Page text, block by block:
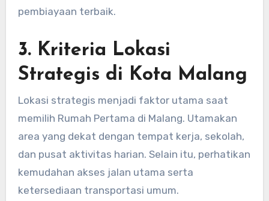
pembiayaan terbaik.
3. Kriteria Lokasi
Strategis di Kota Malang
Lokasi strategis menjadi faktor utama saat
memilih Rumah Pertama di Malang. Utamakan
area yang dekat dengan tempat kerja, sekolah,
dan pusat aktivitas harian. Selain itu, perhatikan
kemudahan akses jalan utama serta
ketersediaan transportasi umum.